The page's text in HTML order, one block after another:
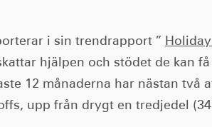
i sin trendrapport ”
hjälpen och stödet de kan
12 månaderna har nästan två
upp från drygt en tredjedel